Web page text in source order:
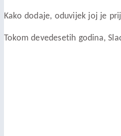
Kako dodaje, oduvijek joj je
Tokom devedesetih godina,